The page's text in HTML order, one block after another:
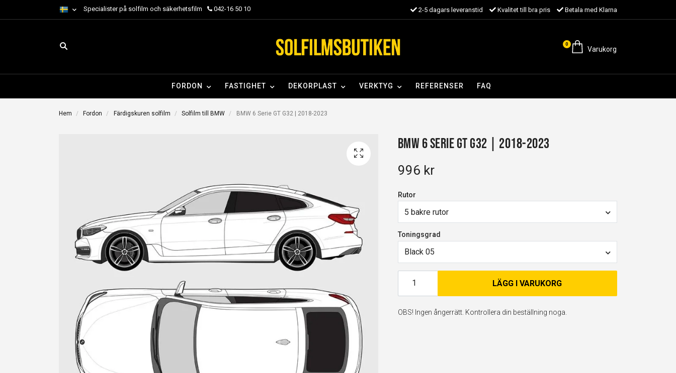
Specialister på solfilm och säkerhetsfilm 042-16 50 10 2-5 dagars leveranstid Kvalitet till bra pris Betala med Klarna
0
Varukorg
FORDON FASTIGHET DEKORPLAST VERKTYG REFERENSER FAQ
Hem Fordon Färdigskuren solfilm Solfilm till BMW BMW 6 Serie GT G32 | 2018-2023
BMW 6 Serie GT G32 | 2018-2023
996 kr
Rutor
5 bakre rutor
Toningsgrad
Black 05
LÄGG I VARUKORG
OBS! Ingen ångerrätt. Kontrollera din beställning noga.